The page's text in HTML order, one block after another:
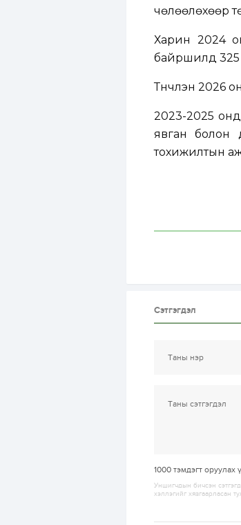
чөлөөлөхөөр
Харин 2024
байршилд 325
Түүнчлэн 2026
2023-2025
явган болон
тохижилтын
Сэтгэгдэл
1000 тэмдэгт оруулах
Уншигчдын бичсэн
хэллэгийг хязгаарласан